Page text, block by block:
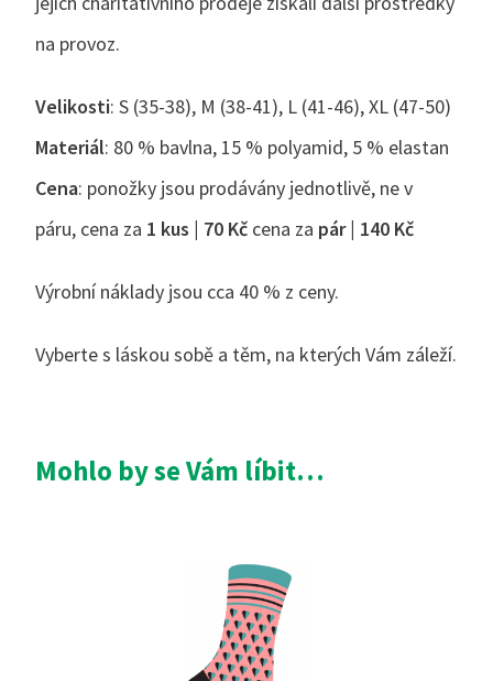
na provoz.
Velikosti: S (35-38), M (38-41), L (41-46), XL (47-50)
Materiál: 80 % bavlna, 15 % polyamid, 5 % elastan
Cena: ponožky jsou prodávány jednotlivě, ne v
páru, cena za 1 kus | 70 Kč cena za pár | 140 Kč
Výrobní náklady jsou cca 40 % z ceny.
Vyberte s láskou sobě a těm, na kterých Vám záleží.
Mohlo by se Vám líbit…